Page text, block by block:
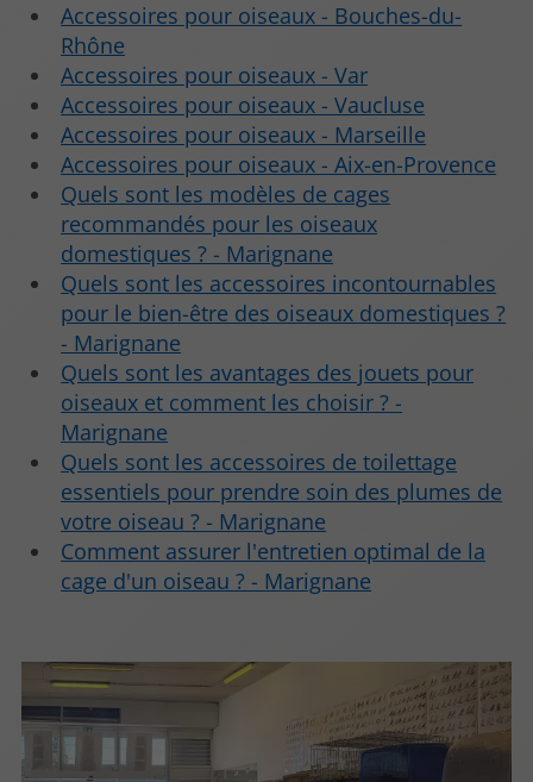
Accessoires pour oiseaux - Bouches-du-
Rhône
Accessoires pour oiseaux - Var
Accessoires pour oiseaux - Vaucluse
Accessoires pour oiseaux - Marseille
Accessoires pour oiseaux - Aix-en-Provence
Quels sont les modèles de cages
recommandés pour les oiseaux
domestiques ? - Marignane
Quels sont les accessoires incontournables
pour le bien-être des oiseaux domestiques ?
- Marignane
Quels sont les avantages des jouets pour
oiseaux et comment les choisir ? -
Marignane
Quels sont les accessoires de toilettage
essentiels pour prendre soin des plumes de
votre oiseau ? - Marignane
Comment assurer l'entretien optimal de la
cage d'un oiseau ? - Marignane